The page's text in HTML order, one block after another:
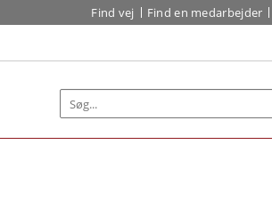
Find vej Find en medarbejder